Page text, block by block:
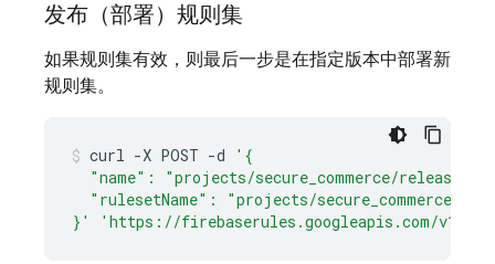
发布（部署）规则集
如果规则集有效，则最后一步是在指定版本中部署新
规则集。
curl -X POST -d
'{
"name": "projects/secure_commerce/releases/
"rulesetName": "projects/secure_commerce/
}'
'https://firebaserules.googleapis.com/v1/